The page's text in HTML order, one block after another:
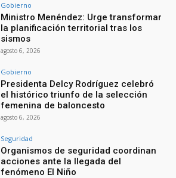
Gobierno
Ministro Menéndez: Urge transformar
la planificación territorial tras los
sismos
agosto 6, 2026
Gobierno
Presidenta Delcy Rodríguez celebró
el histórico triunfo de la selección
femenina de baloncesto
agosto 6, 2026
Seguridad
Organismos de seguridad coordinan
acciones ante la llegada del
fenómeno El Niño